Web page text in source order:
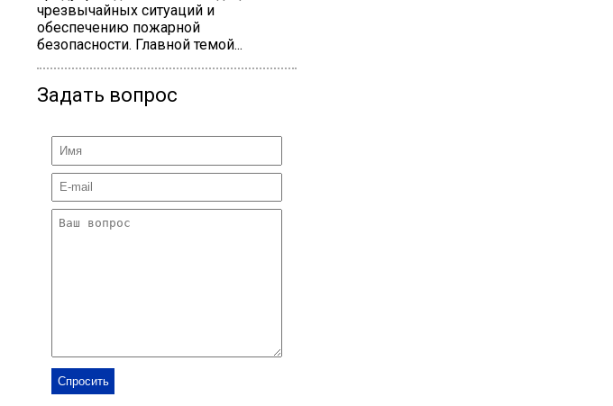
чрезвычайных ситуаций и
обеспечению пожарной
безопасности. Главной темой...
Задать вопрос